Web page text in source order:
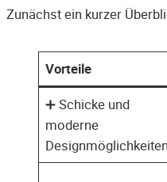
Zunächst ein kurzer
Vorteile
➕ Schicke und
moderne
Designmöglichkeiten